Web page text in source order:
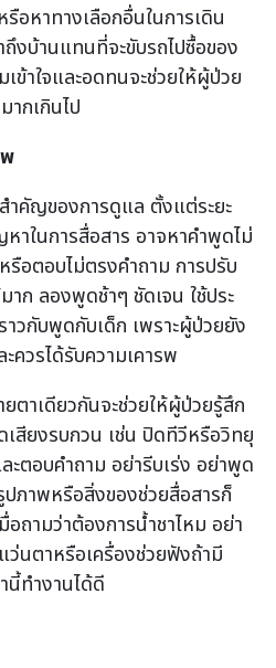
อหาทางเลือกอื่นในการเดิน
ถึงบ้านแทนที่จะขับรถไปซื้อของ
ข้าใจและอดทนจะช่วยให้ผู้ป่วย
ากเกินไป
ำคัญของการดูแล ตั้งแต่ระยะ
าในการสื่อสาร อาจหาคำพูดไม่
อตอบไม่ตรงคำถาม การปรับ
ก ลองพูดช้าๆ ชัดเจน ใช้ประ
วกับพูดกับเด็ก เพราะผู้ป่วยยัง
วรได้รับความเคารพ
ตาเดียวกันจะช่วยให้ผู้ป่วยรู้สึก
สียงรบกวน เช่น ปิดทีวีหรือวิทยุ
ะตอบคำถาม อย่ารีบเร่ง อย่าพูด
ภาพหรือสิ่งของช่วยสื่อสารก็
ถามว่าต้องการน้ำชาไหม อย่า
นตาหรือเครื่องช่วยฟังถ้ามี
นี้ทำงานได้ดี